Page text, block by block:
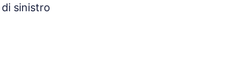
sinistro